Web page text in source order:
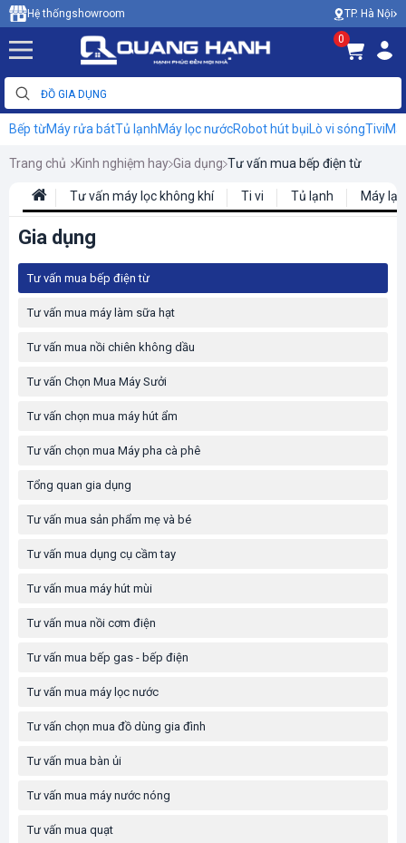
Hệ thốngshowroom TP. Hà Nội
0
Bếp từMáy rửa bátTủ lạnhMáy lọc nướcRobot hút bụiLò vi sóngTivi
Trang chủ Kinh nghiệm hay Gia dụng Tư vấn mua bếp điện từ
Tư vấn máy lọc không khí Ti vi Tủ lạnh Máy
Gia dụng
Tư vấn mua bếp điện từ
Tư vấn mua máy làm sữa hạt
Tư vấn mua nồi chiên không dầu
Tư vấn Chọn Mua Máy Sưởi
Tư vấn chọn mua máy hút ẩm
Tư vấn chọn mua Máy pha cà phê
Tổng quan gia dụng
Tư vấn mua sản phẩm mẹ và bé
Tư vấn mua dụng cụ cầm tay
Tư vấn mua máy hút mùi
Tư vấn mua nồi cơm điện
Tư vấn mua bếp gas - bếp điện
Tư vấn mua máy lọc nước
Tư vấn chọn mua đồ dùng gia đình
Tư vấn mua bàn ủi
Tư vấn mua máy nước nóng
Tư vấn mua quạt